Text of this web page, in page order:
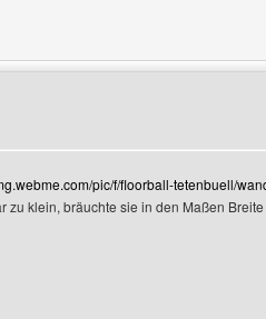
pic/f/floorball-tetenbuell/
zu klein, bräuchte sie in den Maßen